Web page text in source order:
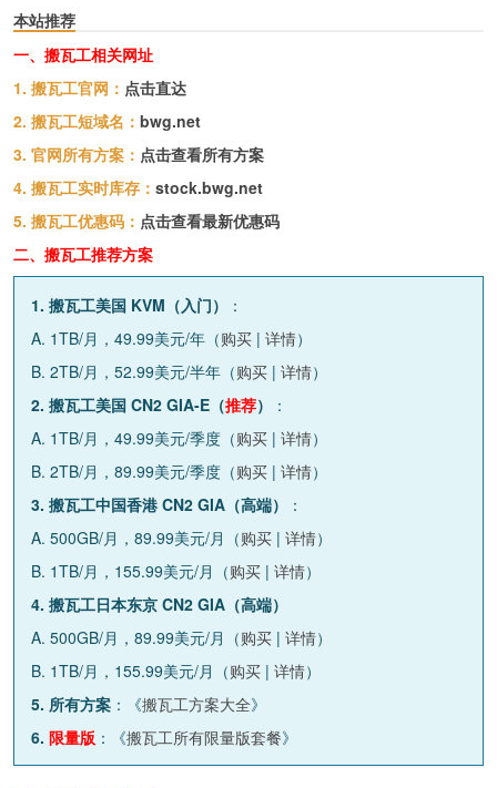
本站推荐
一、搬瓦工相关网址
1. 搬瓦工官网： 点击直达
2. 搬瓦工短域名： bwg.net
3. 官网所有方案： 点击查看所有方案
4. 搬瓦工实时库存： stock.bwg.net
5. 搬瓦工优惠码： 点击查看最新优惠码
二、搬瓦工推荐方案
1. 搬瓦工美国 KVM（入门）
：
A. 1TB/月，49.99美元/年（购买 | 详情）
B. 2TB/月，52.99美元/半年（购买 | 详情）
2. 搬瓦工美国 CN2 GIA-E（推荐）
：
A. 1TB/月，49.99美元/季度（购买 | 详情）
B. 2TB/月，89.99美元/季度（购买 | 详情）
3. 搬瓦工中国香港 CN2 GIA（高端）
：
A. 500GB/月，89.99美元/月（购买 | 详情）
B. 1TB/月，155.99美元/月（购买 | 详情）
4. 搬瓦工日本东京 CN2 GIA（高端）
A. 500GB/月，89.99美元/月（购买 | 详情）
B. 1TB/月，155.99美元/月（购买 | 详情）
5. 所有方案 ：《搬瓦工方案大全》
6. 限量版 ：《搬瓦工所有限量版套餐》